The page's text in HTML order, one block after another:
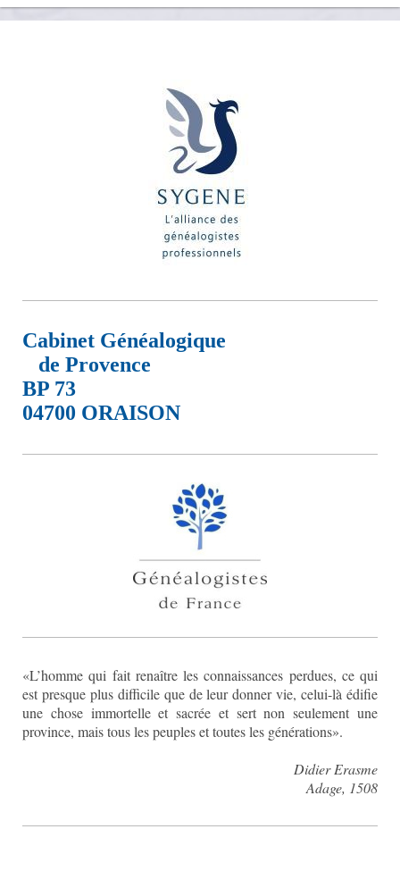
Cabinet Généalogique
de Provence
BP 73
04700 ORAISON
«L’homme qui fait renaître les connaissances perdues, ce qui
est presque plus difficile que de leur donner vie, celui-là édifie
une chose immortelle et sacrée et sert non seulement une
province, mais tous les peuples et toutes les générations».
Didier Erasme
Adage, 1508